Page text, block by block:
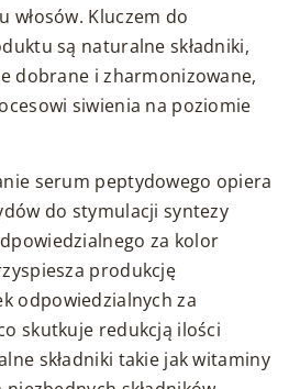
włosów. Kluczem do
są naturalne składniki,
dobrane i zharmonizowane,
siwienia na poziomie
serum peptydowego opiera
do stymulacji syntezy
za kolor
produkcję
odpowiedzialnych za
skutkuje redukcją ilości
składniki takie jak witaminy